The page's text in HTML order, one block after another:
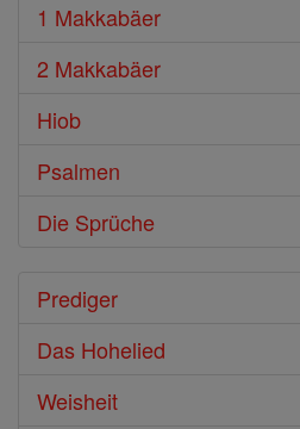
1 Makkabäer
2 Makkabäer
Hiob
Psalmen
Die Sprüche
Prediger
Das Hohelied
Weisheit